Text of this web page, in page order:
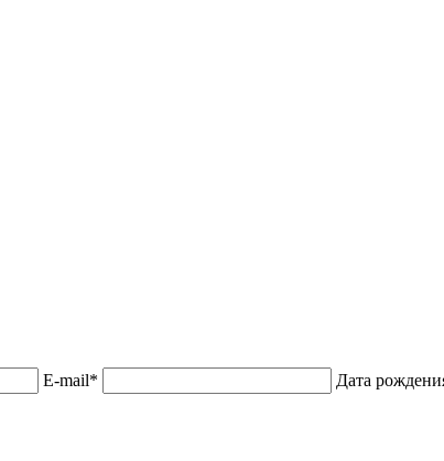
E-mail*
Дата